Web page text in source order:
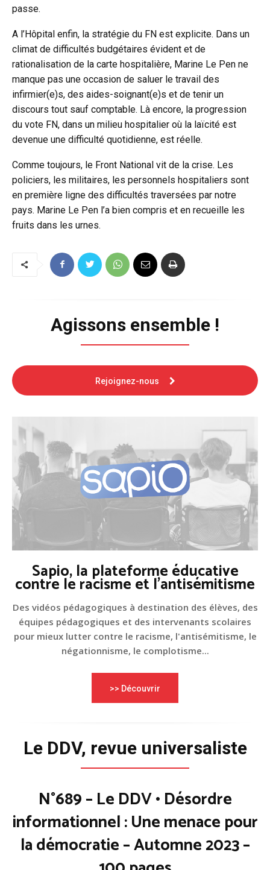
passe.
A l’Hôpital enfin, la stratégie du FN est explicite. Dans un
climat de difficultés budgétaires évident et de
rationalisation de la carte hospitalière, Marine Le Pen ne
manque pas une occasion de saluer le travail des
infirmier(e)s, des aides-soignant(e)s et de tenir un
discours tout sauf comptable. Là encore, la progression
du vote FN, dans un milieu hospitalier où la laïcité est
devenue une difficulté quotidienne, est réelle.
Comme toujours, le Front National vit de la crise. Les
policiers, les militaires, les personnels hospitaliers sont
en première ligne des difficultés traversées par notre
pays. Marine Le Pen l’a bien compris et en recueille les
fruits dans les urnes.
Agissons ensemble !
Rejoignez-nous
Sapio, la plateforme éducative
contre le racisme et l'antisémitisme
Des vidéos pédagogiques à destination des élèves, des
équipes pédagogiques et des intervenants scolaires
pour mieux lutter contre le racisme, l'antisémitisme, le
négationnisme, le complotisme...
>> Découvrir
Le DDV, revue universaliste
N°689 – Le DDV • Désordre
informationnel : Une menace pour
la démocratie – Automne 2023 –